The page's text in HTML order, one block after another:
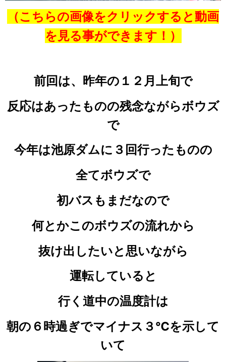
（こちらの画像をクリックすると動画
を見る事ができます！）
前回は、昨年の１２月上旬で
反応はあったものの残念ながらボウズ
で
今年は池原ダムに３回行ったものの
全てボウズで
初バスもまだなので
何とかこのボウズの流れから
抜け出したいと思いながら
運転していると
行く道中の温度計は
朝の６時過ぎでマイナス３℃を示して
いて